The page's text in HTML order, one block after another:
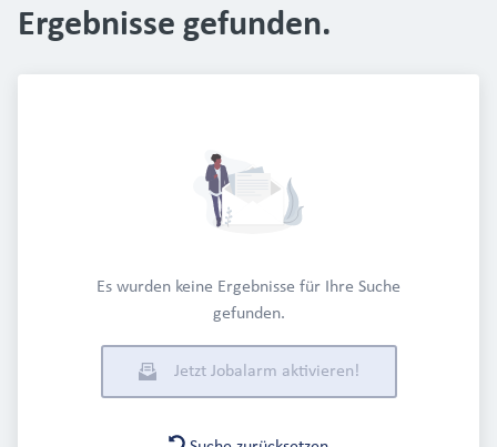
Ergebnisse gefunden.
Es wurden keine Ergebnisse für Ihre Suche
gefunden.
Jetzt Jobalarm aktivieren!